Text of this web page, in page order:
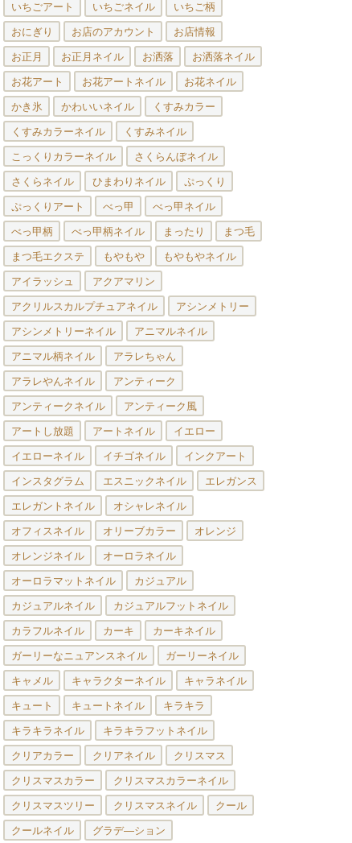
いちごアート いちごネイル いちご柄
おにぎり お店のアカウント お店情報
お正月 お正月ネイル お洒落 お洒落ネイル
お花アート お花アートネイル お花ネイル
かき氷 かわいいネイル くすみカラー
くすみカラーネイル くすみネイル
こっくりカラーネイル さくらんぼネイル
さくらネイル ひまわりネイル ぷっくり
ぷっくりアート べっ甲 べっ甲ネイル
べっ甲柄 べっ甲柄ネイル まったり まつ毛
まつ毛エクステ もやもや もやもやネイル
アイラッシュ アクアマリン
アクリルスカルプチュアネイル アシンメトリー
アシンメトリーネイル アニマルネイル
アニマル柄ネイル アラレちゃん
アラレやんネイル アンティーク
アンティークネイル アンティーク風
アートし放題 アートネイル イエロー
イエローネイル イチゴネイル インクアート
インスタグラム エスニックネイル エレガンス
エレガントネイル オシャレネイル
オフィスネイル オリーブカラー オレンジ
オレンジネイル オーロラネイル
オーロラマットネイル カジュアル
カジュアルネイル カジュアルフットネイル
カラフルネイル カーキ カーキネイル
ガーリーなニュアンスネイル ガーリーネイル
キャメル キャラクターネイル キャラネイル
キュート キュートネイル キラキラ
キラキラネイル キラキラフットネイル
クリアカラー クリアネイル クリスマス
クリスマスカラー クリスマスカラーネイル
クリスマスツリー クリスマスネイル クール
クールネイル グラデ―ション